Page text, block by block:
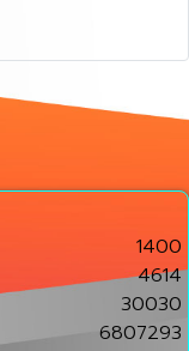
1400
4614
30030
6807293